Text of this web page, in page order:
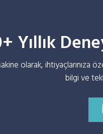
Yıllık
olarak, ihtiyaçlarınıza
bilgi ve